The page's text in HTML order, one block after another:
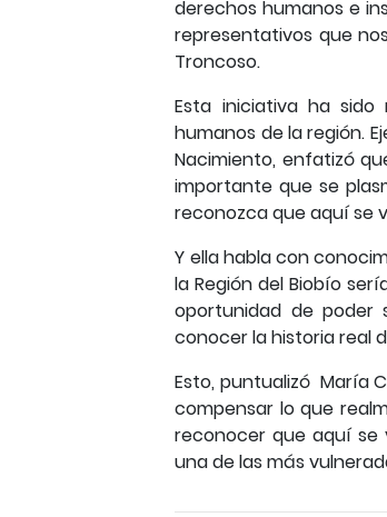
derechos humanos e
representativos que
Troncoso.
Esta iniciativa ha
humanos de la región.
Nacimiento, enfatizó
importante que se
reconozca que aquí se
Y ella habla con
la Región del Biobío
oportunidad de poder
conocer la historia real
Esto, puntualizó María
compensar lo que
reconocer que aquí se
una de las más